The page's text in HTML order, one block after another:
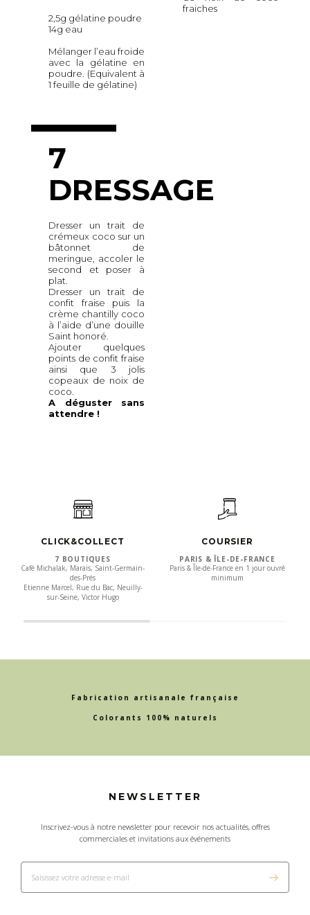
2,5g gélatine poudre
14g eau
Mélanger l’eau froide
avec la gélatine en
poudre. (Equivalent à
1 feuille de gélatine)
fraiches
7
DRESSAGE
Dresser un trait de
crémeux coco sur un
bâtonnet de
meringue, accoler le
second et poser à
plat.
Dresser un trait de
confit fraise puis la
crème chantilly coco
à l’aide d’une douille
Saint honoré.
Ajouter quelques
points de confit fraise
ainsi que 3 jolis
copeaux de noix de
coco.
A déguster sans
attendre !
CLICK&COLLECT
7 BOUTIQUES
Café Michalak, Marais, Saint-Germain-
des-Prés
Etienne Marcel, Rue du Bac, Neuilly-
sur-Seine, Victor Hugo
COURSIER
PARIS & ÎLE-DE-FRANCE
Paris & Île-de-France en 1 jour ouvré
minimum
Fabrication artisanale française
Colorants 100% naturels
NEWSLETTER
Inscrivez-vous à notre newsletter pour recevoir nos actualités, offres
commerciales et invitations aux événements